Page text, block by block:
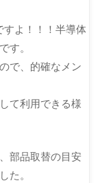
すよ！！！半導体
す。
で、的確なメン
て利用できる様
部品取替の目安
た。